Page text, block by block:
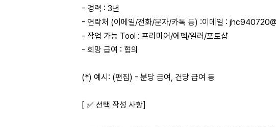
- 경력 : 3년
- 연락처 (이메일/전화/문자/카톡 등) :이메일 :
- 작업 가능 Tool : 프리미어/에펙/일러/포토샵
- 희망 급여 : 협의
(*) 예시: (편집) - 분당 급여, 건당 급여 등
[ ✅ 선택 작성 사항]